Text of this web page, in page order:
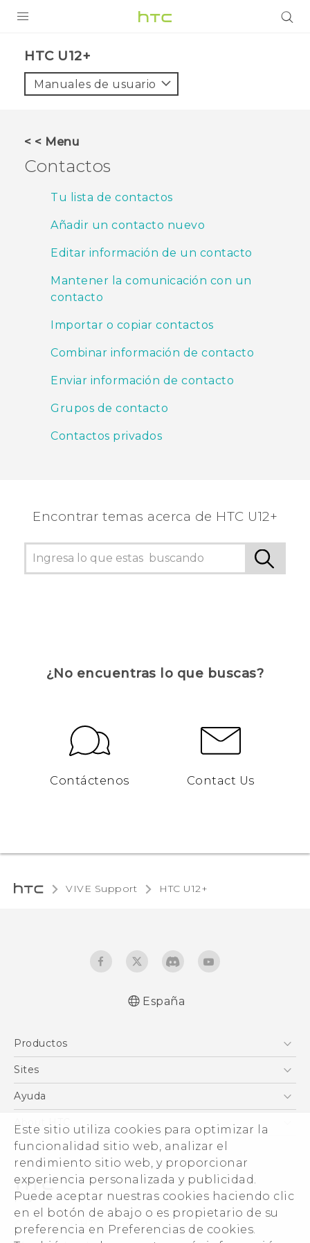
Este sitio utiliza cookies para optimizar la
funcionalidad sitio web, analizar el
rendimiento sitio web, y proporcionar
experiencia personalizada y publicidad.
Puede aceptar nuestras cookies haciendo clic
en el botón de abajo o es propietario de su
preferencia en Preferencias de cookies.
VIVE
Dispositivos y accesorios HTC
Iniciar sesión
HTC U12+‎
Manuales de usuario
< < Menu
Contactos
Tu lista de contactos
Añadir un contacto nuevo
Editar información de un contacto
Mantener la comunicación con un
contacto
Importar o copiar contactos
Combinar información de contacto
Enviar información de contacto
Grupos de contacto
Contactos privados
Encontrar temas acerca de HTC U12+
¿No encuentras lo que buscas?
Contáctenos Contact Us
VIVE Support HTC U12+‎
España
Productos
Smartphones
VIVE
Accesorios
Sites
HTC Vive
Inicio
Ayuda
eCommerce Support
About HTC
ESG
Información corporativa
Inversores (inglés)
Cookie Preferences
Trabaja con nosotros
© 2011-2026 HTC Corporation